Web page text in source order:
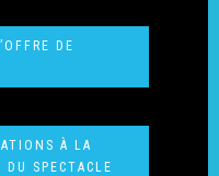
DE
À LA
SPECTACLE